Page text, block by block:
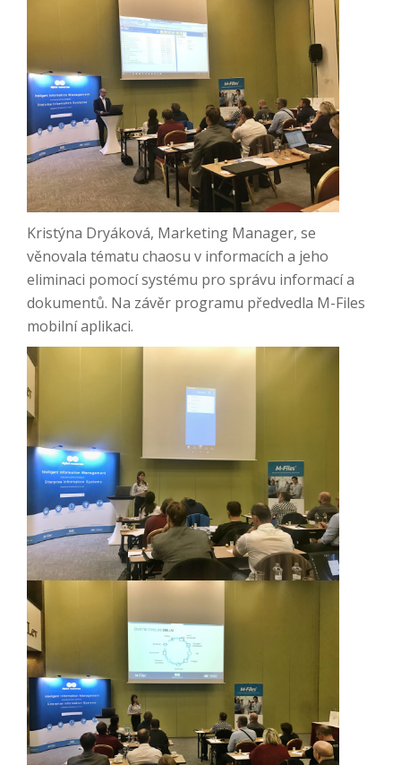
Kristýna Dryáková, Marketing Manager, se
věnovala tématu chaosu v informacích a jeho
eliminaci pomocí systému pro správu informací a
dokumentů. Na závěr programu předvedla M-Files
mobilní aplikaci.